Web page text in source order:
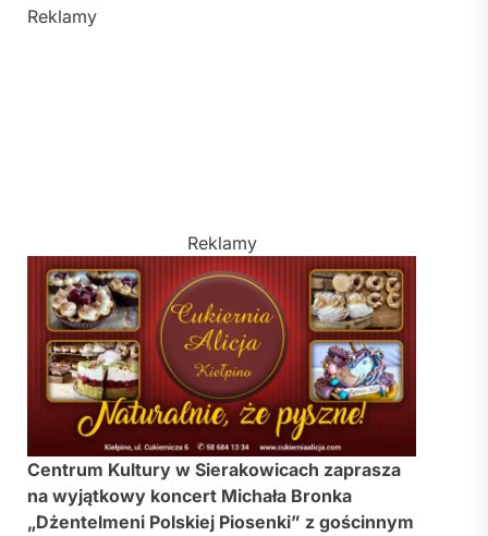
Reklamy
Reklamy
Centrum Kultury w Sierakowicach zaprasza
na wyjątkowy koncert Michała Bronka
„Dżentelmeni Polskiej Piosenki” z gościnnym